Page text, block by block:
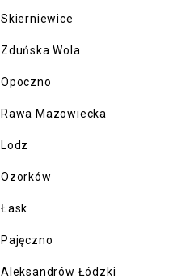
Skierniewice
Zduńska Wola
Opoczno
Rawa Mazowiecka
Lodz
Ozorków
Łask
Pajęczno
Aleksandrów Łódzki